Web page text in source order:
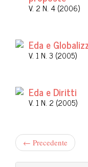
V. 2 N. 4 (2006)
Eda e
V. 1 N. 3 (2005)
Eda e Diritti
V. 1 N. 2 (2005)
← Precedente